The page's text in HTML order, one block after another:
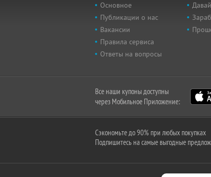
Основное
Публикации о нас
Вакансии
Правила сервиса
Ответы на вопросы
Все наши купоны доступны
через Мобильное Приложение:
Сэкономьте до 90% при любых покупках
Подпишитесь на самые выгодные